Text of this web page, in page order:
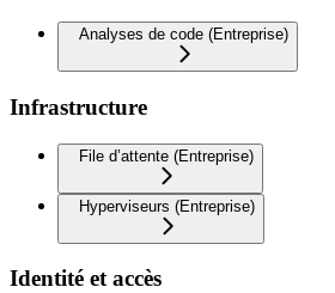
Analyses de code (Entreprise)
Infrastructure
File d’attente (Entreprise)
Hyperviseurs (Entreprise)
Identité et accès